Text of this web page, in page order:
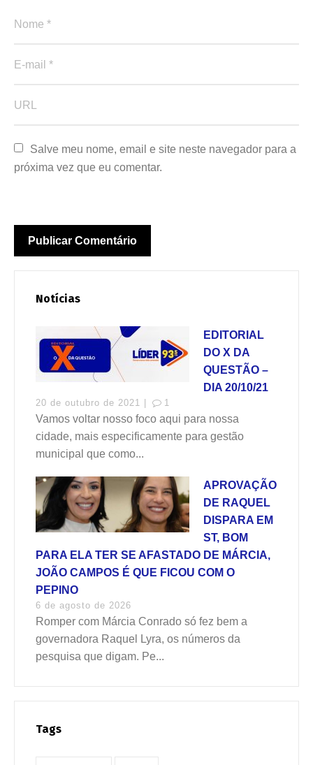
Salve meu nome, email e site neste navegador para a
próxima vez que eu comentar.
Notícias
EDITORIAL
DO X DA
QUESTÃO –
DIA 20/10/21
20 de outubro de 2021 | 1
Vamos voltar nosso foco aqui para nossa
cidade, mais especificamente para gestão
municipal que como...
APROVAÇÃO
DE RAQUEL
DISPARA EM
ST, BOM
PARA ELA TER SE AFASTADO DE MÁRCIA,
JOÃO CAMPOS É QUE FICOU COM O
PEPINO
6 de agosto de 2026
Romper com Márcia Conrado só fez bem a
governadora Raquel Lyra, os números da
pesquisa que digam. Pe...
Tags